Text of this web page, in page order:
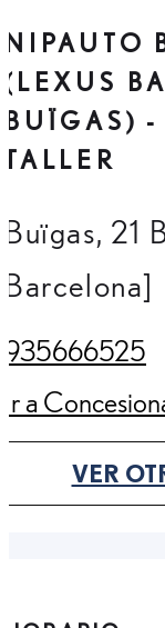
NIPAUTO
(LEXUS
BUÏGAS)
TALLER
Buïgas, 21
Barcelona]
935666525
(Opens
Ir a
VER